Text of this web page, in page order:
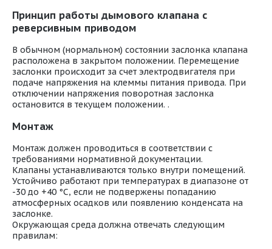
Принцип работы дымового клапана с
реверсивным приводом
В обычном (нормальном) состоянии заслонка клапана
расположена в закрытом положении. Перемещение
заслонки происходит за счет электродвигателя при
подаче напряжения на клеммы питания привода. При
отключении напряжения поворотная заслонка
остановится в текущем положении. .
Монтаж
Монтаж должен проводиться в соответствии с
требованиями нормативной документации.
Клапаны устанавливаются только внутри помещений.
Устойчиво работают при температурах в диапазоне от
-30 до +40 °С, если не подвержены попаданию
атмосферных осадков или появлению конденсата на
заслонке.
Окружающая среда должна отвечать следующим
правилам: